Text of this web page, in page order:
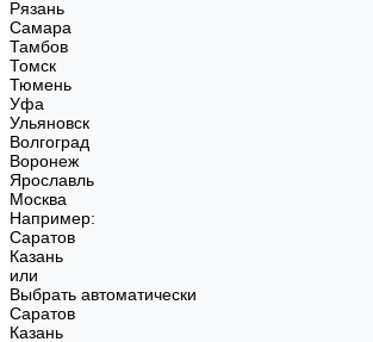
Рязань
Самара
Тамбов
Томск
Тюмень
Уфа
Ульяновск
Волгоград
Воронеж
Ярославль
Москва
Например:
Саратов
Казань
или
Выбрать автоматически
Саратов
Казань